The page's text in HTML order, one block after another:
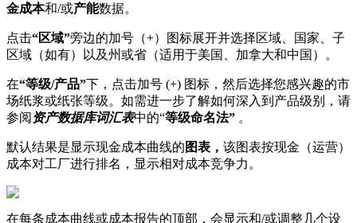
金成本和/或产能数据。
点击“区域”旁边的加号 （+） 图标展开并选择区域 国家
子
区域 （如有） 以 及州或省 （适用于美国 加拿大和中 国 ） 。
在“等级/产品”下 ， 点击加号 (+) 图标 ， 然后选择您感兴趣的市
场纸浆或纸张等级。 如需进一步了解如何深 入到 产品级别 ， 请
参阅 资产数据库词汇表中的“等级命名法” 。
默认结果是显示现金成本曲线的 图表 ， 该图表按现金 （运营）
成本对工厂进行排名 ， 显示相对成本竞争力 。
在每条成本曲线或成本报告的顶部 ， 会显示和/或调整几个设